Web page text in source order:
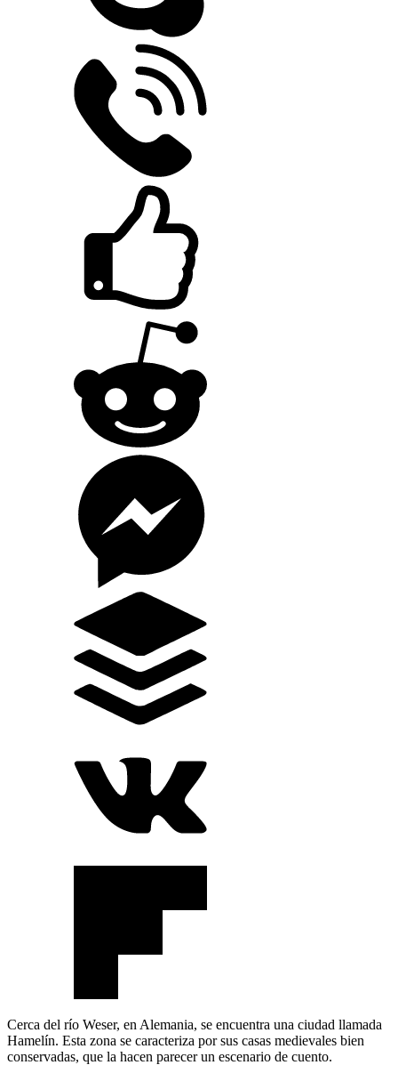
Cerca del río Weser, en Alemania, se encuentra una ciudad llamada
Hamelín. Esta zona se caracteriza por sus casas medievales bien
conservadas, que la hacen parecer un escenario de cuento.